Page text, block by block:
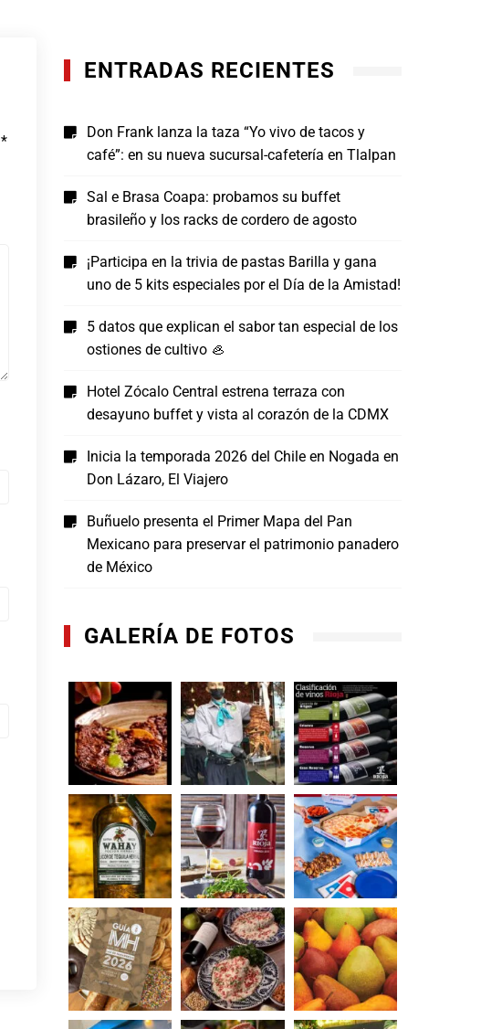
*
ENTRADAS RECIENTES
Don Frank lanza la taza “Yo vivo de tacos y
café”: en su nueva sucursal-cafetería en Tlalpan
Sal e Brasa Coapa: probamos su buffet
brasileño y los racks de cordero de agosto
¡Participa en la trivia de pastas Barilla y gana
uno de 5 kits especiales por el Día de la Amistad!
5 datos que explican el sabor tan especial de los
ostiones de cultivo 🦪
Hotel Zócalo Central estrena terraza con
desayuno buffet y vista al corazón de la CDMX
Inicia la temporada 2026 del Chile en Nogada en
Don Lázaro, El Viajero
Buñuelo presenta el Primer Mapa del Pan
Mexicano para preservar el patrimonio panadero
de México
GALERÍA DE FOTOS